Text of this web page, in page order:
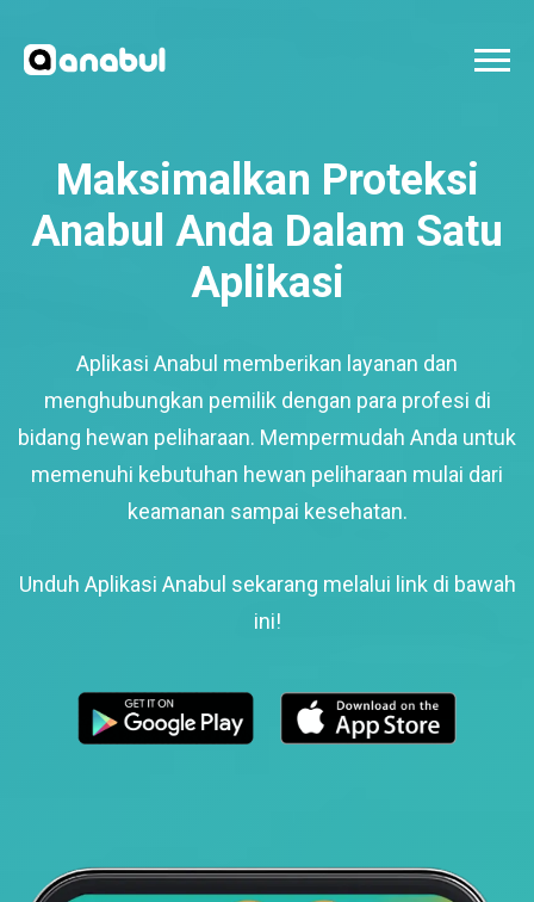
Maksimalkan Proteksi
Anabul Anda Dalam Satu
Aplikasi
Aplikasi Anabul memberikan layanan dan
menghubungkan pemilik dengan para profesi di
bidang hewan peliharaan. Mempermudah Anda untuk
memenuhi kebutuhan hewan peliharaan mulai dari
keamanan sampai kesehatan.
Unduh Aplikasi Anabul sekarang melalui link di bawah
ini!